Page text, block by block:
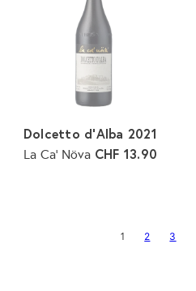
Dolcetto d'Alba 2021
La Ca' Növa CHF 13.90
1 2 3